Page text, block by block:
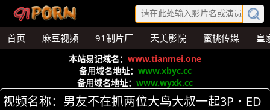
首页 麻豆视频 91制片厂 天美影院 蜜桃传媒 皇
本站易记域名： www.tianmei.one
备用域名地址： www.xbyc.cc
备用域名地址： www.wyxk.cc
视频名称：男友不在抓两位大鸟大叔一起3P・ED